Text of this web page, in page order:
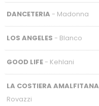
DANCETERIA - Madonna
LOS ANGELES - Blanco
GOOD LIFE- Kehlani
LA COSTIERA AMALFITANA
Rovazzi